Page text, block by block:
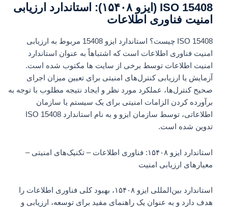
ISO 15408 (ایزو ۱۵۴۰۸): استاندارد ارزیابی
امنیت فناوری اطلاعات
ISO 15408 چیست؟ استاندارد ایزو 15408 مربوط به ارزیابی
امنیت فناوری اطلاعات است که اشتباهاً به عنوان استاندارد
امنیت اطلاعات توسط برخی از سایت ها مکتوب شده است.
آزمایش یا ارزیابی کنترل‌های امنیتی برای تعیین میزان اجرای
صحیح کنترل‌ها، عملکرد مورد نظر و ایجاد نتیجه مطلوب با توجه به
برآورده کردن الزامات امنیتی برای یک سیستم یا سازمان
اطلاعاتی، توسط سازمان ایزو و به نام استاندارد ISO 15408
تدوین شده است.
استاندارد ایزو ۱۵۴۰۸: فناوری اطلاعات – تکنیک‌های امنیتی –
معیارهای ارزیابی امنیت
استاندارد بین‌المللی ایزو ۱۵۴۰۸، بهبود کلی فناوری اطلاعات را
هدف دارد و به عنوان یک راهنمای مفید برای توسعه، ارزیابی و